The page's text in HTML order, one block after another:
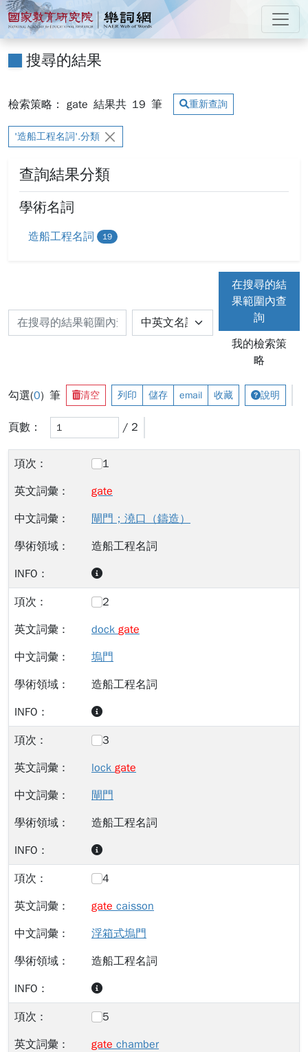
跳到主要內容
:::
國家教育研究院 樂詞網
搜尋的結果
檢索策略： gate 結果共 19 筆 重新查詢
'造船工程名詞'.分類
查詢結果分類
學術名詞
造船工程名詞 19
在搜尋的結
果範圍內查
詢
我的檢索策
略
勾選(0) 筆 清空 列印 儲存 email 收藏 說明
頁數： / 2
1
gate
閘門；澆口（鑄造）
造船工程名詞
2
dock gate
塢門
造船工程名詞
3
lock gate
閘門
造船工程名詞
4
gate caisson
浮箱式塢門
造船工程名詞
5
gate chamber